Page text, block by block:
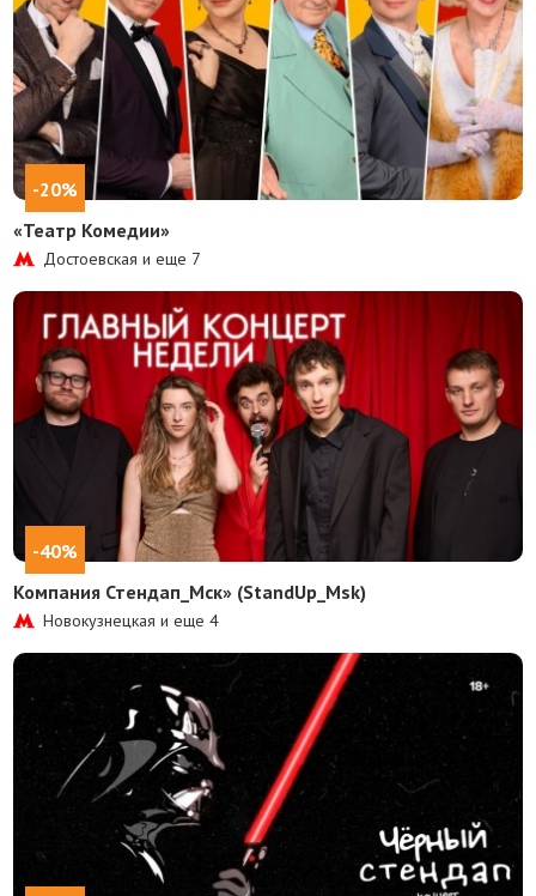
-20%
«Театр Комедии»
Достоевская и еще 7
-40%
Компания Стендап_Мск» (StandUp_Msk)
Новокузнецкая и еще4